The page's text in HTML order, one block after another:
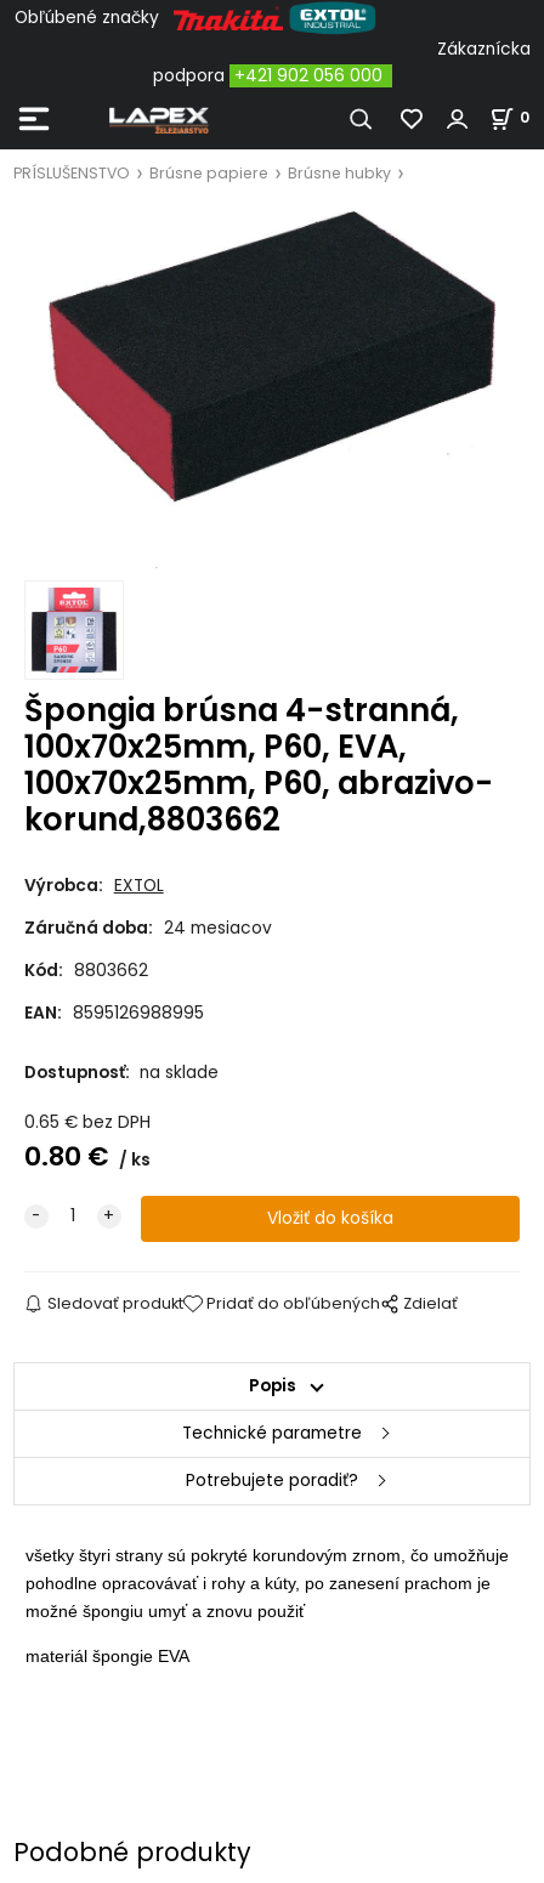
Obľúbené značky
Zákaznícka
podpora +421 902 056 000
0
PRÍSLUŠENSTVO Brúsne papiere Brúsne hubky
Špongia brúsna 4-stranná,
100x70x25mm, P60, EVA,
100x70x25mm, P60, abrazivo-
korund,8803662
Výrobca: EXTOL
Záručná doba: 24 mesiacov
Kód: 8803662
EAN: 8595126988995
Dostupnosť: na sklade
0.65 € bez DPH
0.80 € ks
Sledovať produkt Pridať do obľúbených Zdielať
Popis
Technické parametre
Potrebujete poradiť?
všetky štyri strany sú pokryté korundovým zrnom, čo umožňuje
pohodlne opracovávať i rohy a kúty, po zanesení prachom je
možnéšpongiu umyť a znovu použiť
materiál špongie EVA
Podobné produkty